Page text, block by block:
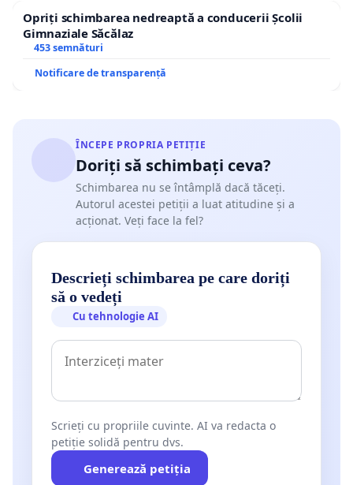
Opriți schimbarea nedreaptă a conducerii Școlii
Gimnaziale Săcălaz
453 semnături
Notificare de transparență
ÎNCEPE PROPRIA PETIȚIE
Doriți să schimbați ceva?
Schimbarea nu se întâmplă dacă tăceți.
Autorul acestei petiții a luat atitudine și a
acționat. Veți face la fel?
Descrieți schimbarea pe care doriți
să o vedeți
Cu tehnologie AI
Scrieți cu propriile cuvinte. AI va redacta o
petiție solidă pentru dvs.
Generează petiția